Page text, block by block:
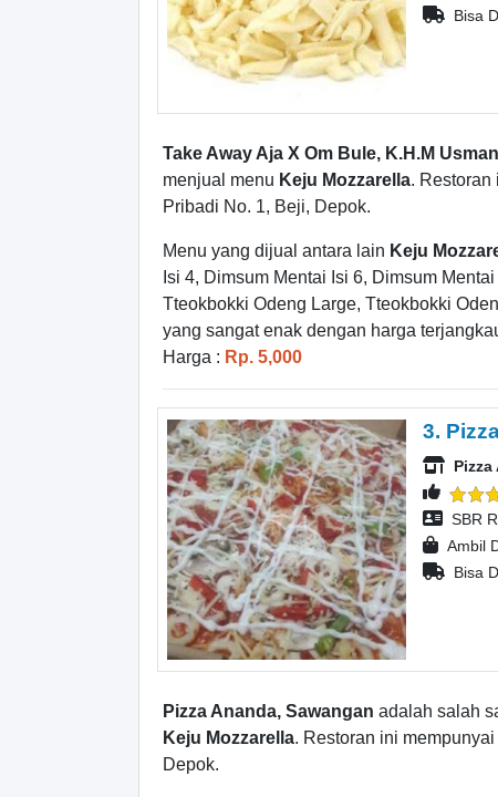
Bisa
Take Away Aja X Om Bule, K.H.M Usman
menjual menu Keju Mozzarella. Restoran
Pribadi No. 1, Beji, Depok.
Menu yang dijual antara lain Keju
Isi 4, Dimsum Mentai Isi 6, Dimsum
Tteokbokki Odeng Large, Tteokbokki
yang sangat enak dengan harga
Harga : Rp. 5,000
3.
Pizza
SBR
Ambil
Bisa
Pizza Ananda, Sawangan adalah salah
Keju Mozzarella. Restoran ini
Depok.